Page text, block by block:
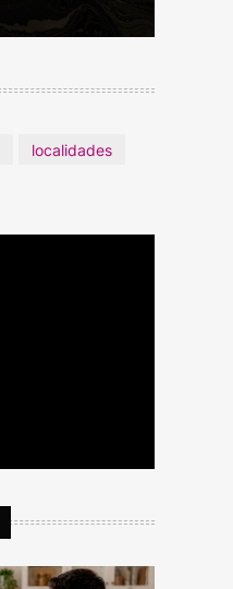
localidades